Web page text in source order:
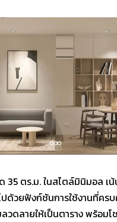
35 ตร.ม. ในสไตล์มินิมอล เน้
ปด้วยฟังก์ชันการใช้งานที่คร
วดลายให้เป็นตาราง พร้อมโ